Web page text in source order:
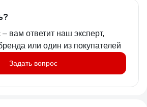
вам ответит наш эксперт,
или один из покупателей
Задать вопрос